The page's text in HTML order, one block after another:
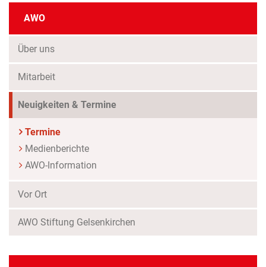
AWO
Über uns
Mitarbeit
Neuigkeiten & Termine
Termine
Medienberichte
AWO-Information
Vor Ort
AWO Stiftung Gelsenkirchen